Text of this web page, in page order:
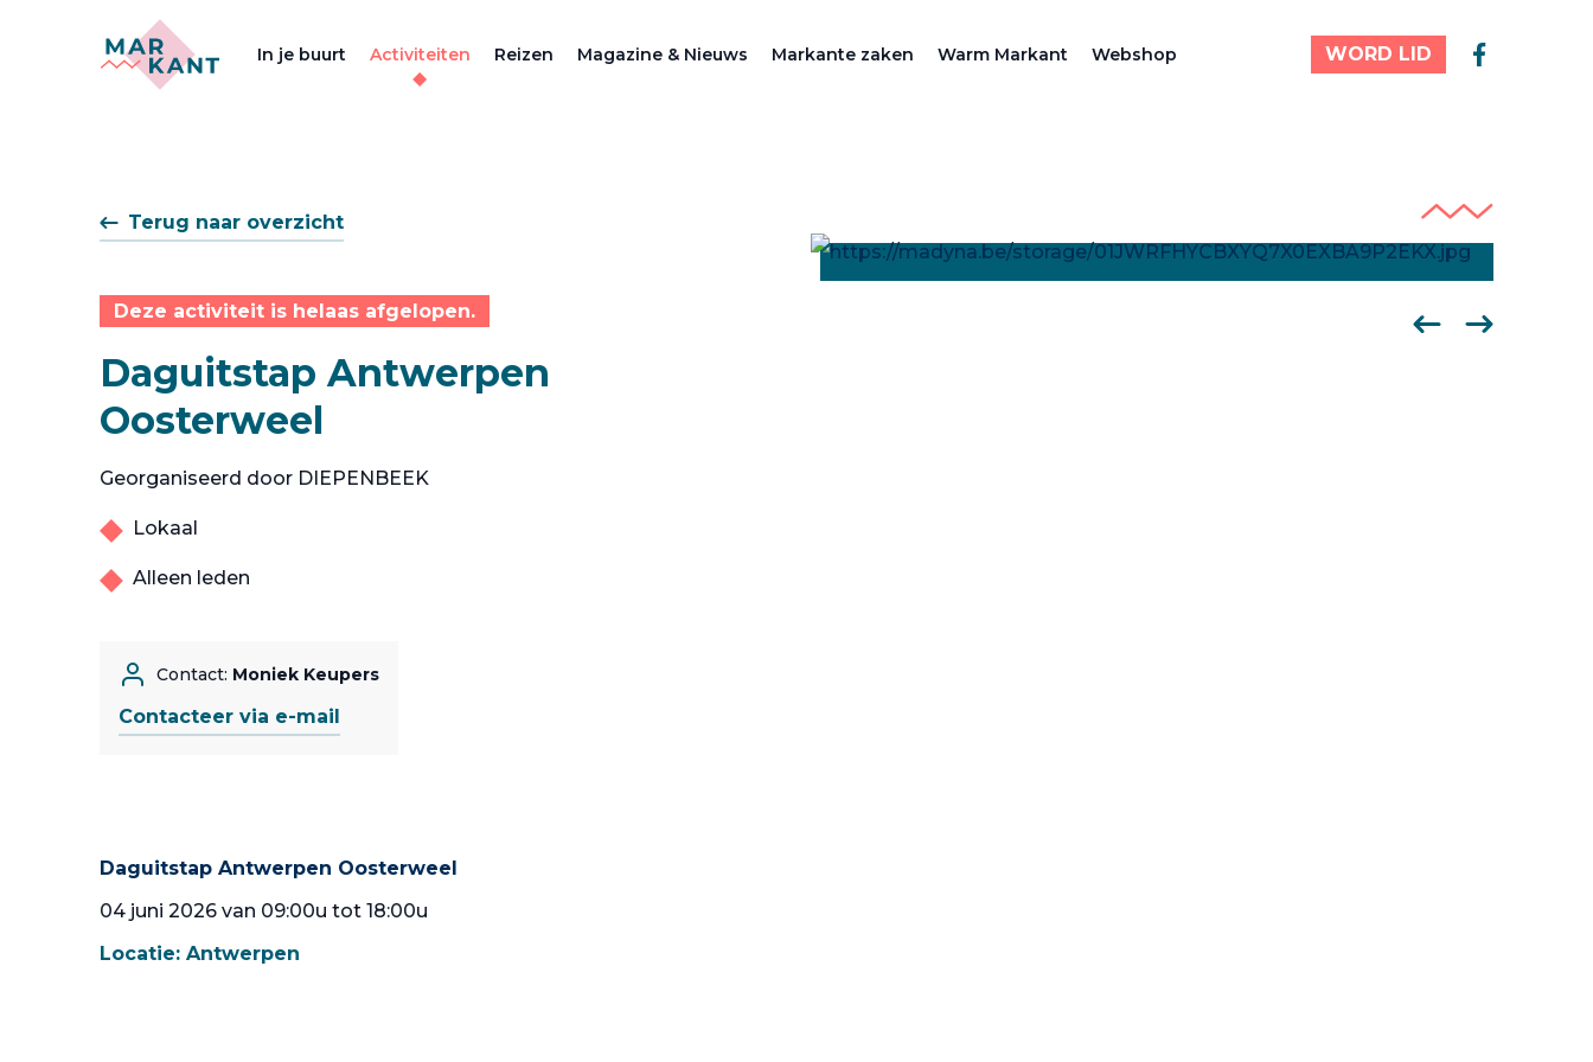
In je buurt Activiteiten Reizen Magazine & Nieuws Markante zaken Warm Markant Webshop WORD LID
Terug naar overzicht
Deze activiteit is helaas afgelopen.
Daguitstap Antwerpen
Oosterweel
Georganiseerd door DIEPENBEEK
Lokaal
Alleen leden
Contact: Moniek Keupers
Contacteer via e-mail
Daguitstap Antwerpen Oosterweel
04 juni 2026 van 09:00u tot 18:00u
Locatie: Antwerpen